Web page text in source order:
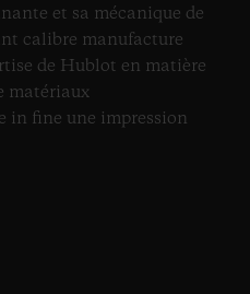
et sa mécanique de
calibre manufacture
de Hublot en matière
matériaux
in fine une impression